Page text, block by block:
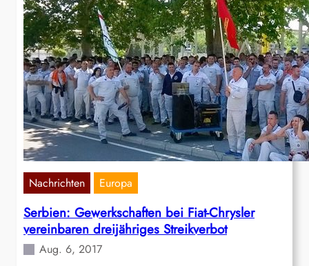
Nachrichten Europa
Serbien: Gewerkschaften bei Fiat-Chrysler
vereinbaren dreijähriges Streikverbot
Aug. 6, 2017